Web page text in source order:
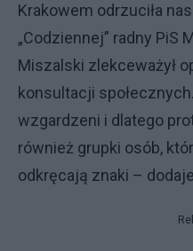
Krakowem odrzuciła
„Codziennej” radny PiS
Miszalski zlekceważył
konsultacji
wzgardzeni i dlatego
również grupki osób,
odkręcają znaki –